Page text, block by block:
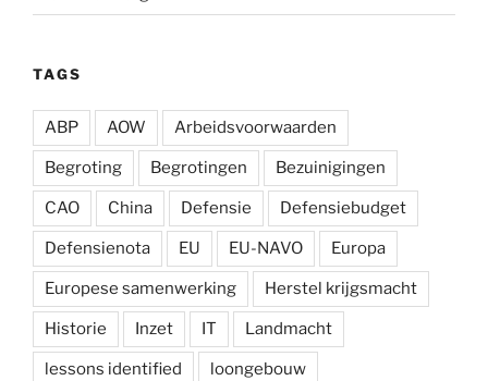
TAGS
ABP AOW Arbeidsvoorwaarden
Begroting Begrotingen Bezuinigingen
CAO China Defensie Defensiebudget
Defensienota EU EU-NAVO Europa
Europese samenwerking Herstel krijgsmacht
Historie Inzet IT Landmacht
lessons identified loongebouw